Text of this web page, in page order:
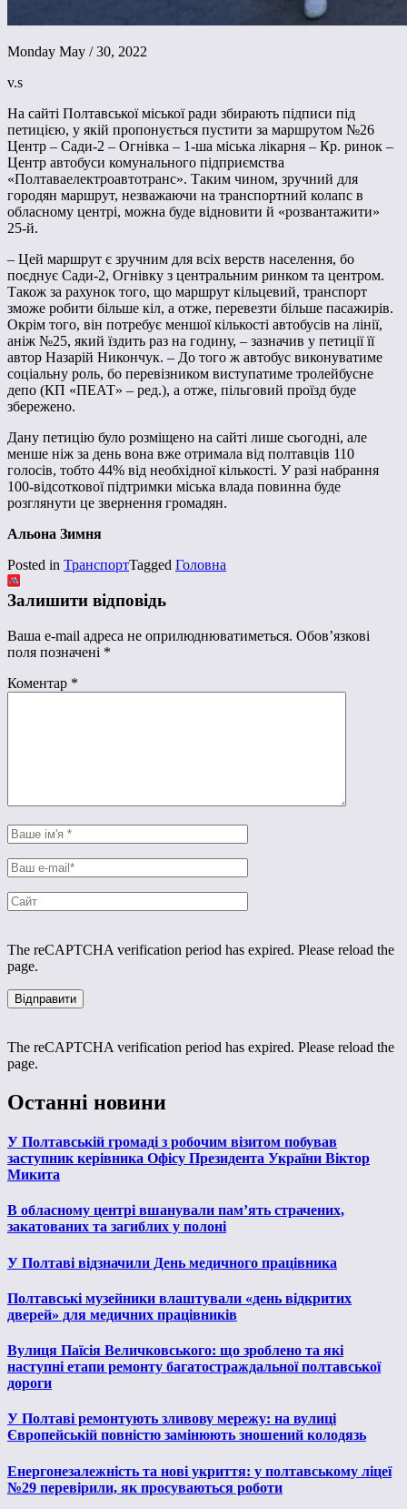
Monday May / 30, 2022
v.s
На сайті Полтавської міської ради збирають підписи під
петицією, у якій пропонується пустити за маршрутом №26
Центр – Сади-2 – Огнівка – 1-ша міська лікарня – Кр. ринок –
Центр автобуси комунального підприємства
«Полтаваелектроавтотранс». Таким чином, зручний для
городян маршрут, незважаючи на транспортний колапс в
обласному центрі, можна буде відновити й «розвантажити»
25-й.
– Цей маршрут є зручним для всіх верств населення, бо
поєднує Сади-2, Огнівку з центральним ринком та центром.
Також за рахунок того, що маршрут кільцевий, транспорт
зможе робити більше кіл, а отже, перевезти більше пасажирів.
Окрім того, він потребує меншої кількості автобусів на лінії,
аніж №25, який їздить раз на годину, – зазначив у петиції її
автор Назарій Никончук. – До того ж автобус виконуватиме
соціальну роль, бо перевізником виступатиме тролейбусне
депо (КП «ПЕАТ» – ред.), а отже, пільговий проїзд буде
збережено.
Дану петицію було розміщено на сайті лише сьогодні, але
менше ніж за день вона вже отримала від полтавців 110
голосів, тобто 44% від необхідної кількості. У разі набрання
100-відсоткової підтримки міська влада повинна буде
розглянути це звернення громадян.
Альона Зимня
Posted in ТранспортTagged Головна
Залишити відповідь
Ваша e-mail адреса не оприлюднюватиметься. Обов’язкові
поля позначені *
Коментар *
The reCAPTCHA verification period has expired. Please reload the
page.
The reCAPTCHA verification period has expired. Please reload the
page.
Останні новини
У Полтавській громаді з робочим візитом побував
заступник керівника Офісу Президента України Віктор
Микита
В обласному центрі вшанували пам’ять страчених,
закатованих та загиблих у полоні
У Полтаві відзначили День медичного працівника
Полтавські музейники влаштували «день відкритих
дверей» для медичних працівників
Вулиця Паїсія Величковського: що зроблено та які
наступні етапи ремонту багатостраждальної полтавської
дороги
У Полтаві ремонтують зливову мережу: на вулиці
Європейській повністю замінюють зношений колодязь
Енергонезалежність та нові укриття: у полтавському ліцеї
№29 перевірили, як просуваються роботи